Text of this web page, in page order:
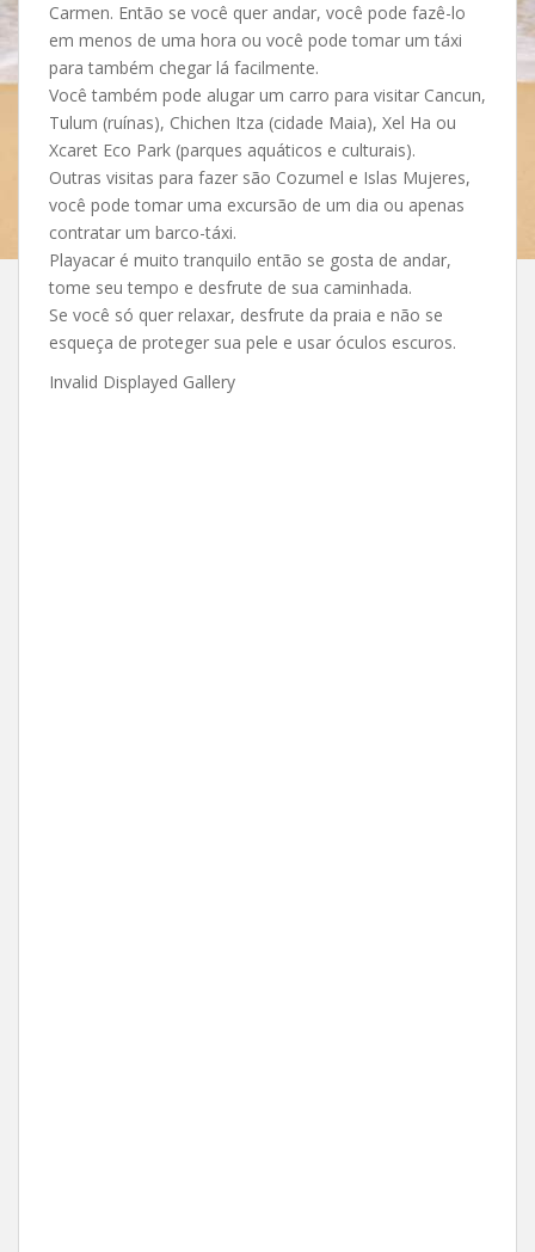
Carmen. Então se você quer andar, você pode fazê-lo
em menos de uma hora ou você pode tomar um táxi
para também chegar lá facilmente.
Você também pode alugar um carro para visitar Cancun,
Tulum (ruínas), Chichen Itza (cidade Maia), Xel Ha ou
Xcaret Eco Park (parques aquáticos e culturais).
Outras visitas para fazer são Cozumel e Islas Mujeres,
você pode tomar uma excursão de um dia ou apenas
contratar um barco-táxi.
Playacar é muito tranquilo então se gosta de andar,
tome seu tempo e desfrute de sua caminhada.
Se você só quer relaxar, desfrute da praia e não se
esqueça de proteger sua pele e usar óculos escuros.
Invalid Displayed Gallery